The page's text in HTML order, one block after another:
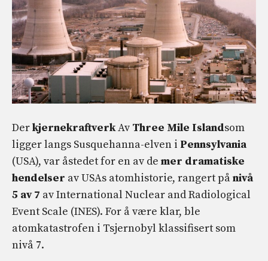
DerkjernekraftverkAv Three Mile Islandsom
ligger langs Susquehanna-elven i Pennsylvania
(USA), var åstedet for en av de mer dramatiske
hendelser av USAs atomhistorie, rangert pånivå
5 av 7 av International Nuclear and Radiological
Event Scale (INES). For å være klar, ble
atomkatastrofen i Tsjernobyl klassifisert som
nivå 7.